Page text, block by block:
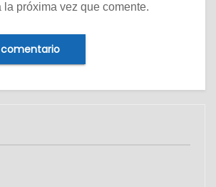
la próxima vez que comente.